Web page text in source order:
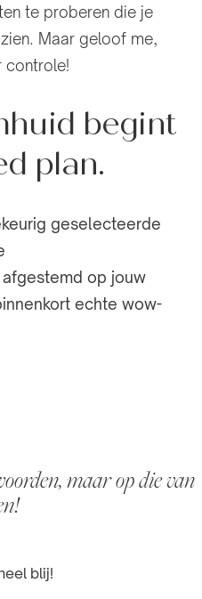
te proberen die je
Maar geloof me,
controle!
begint
plan.
geselecteerde
op jouw
echte wow-
maar op die van
blij!